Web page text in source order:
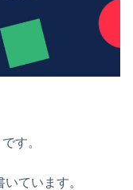
す。
ています。